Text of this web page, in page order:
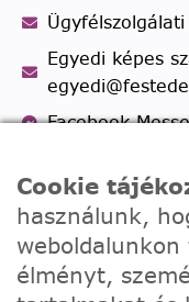
Egyedi képes
Facebook
Cookie
használunk,
élményt,